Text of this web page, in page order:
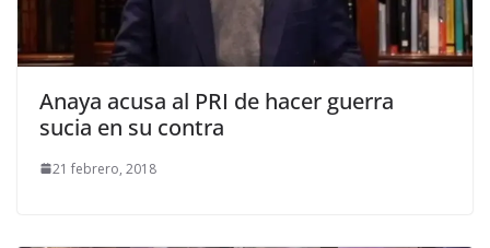
Anaya acusa al PRI de hacer guerra
sucia en su contra
21 febrero, 2018